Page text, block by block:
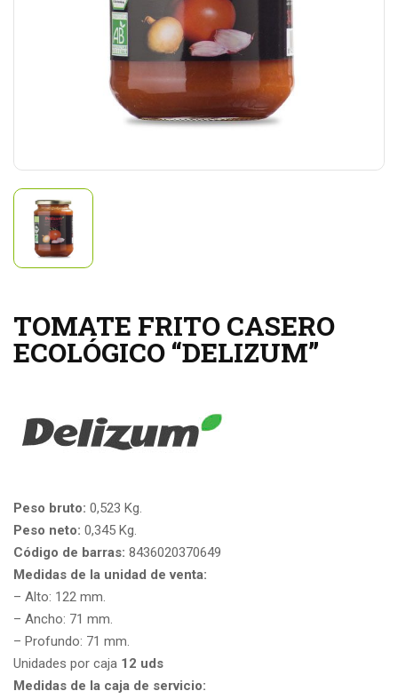
TOMATE FRITO CASERO
ECOLÓGICO “DELIZUM”
Peso bruto: 0,523 Kg.
Peso neto: 0,345 Kg.
Código de barras: 8436020370649
Medidas de la unidad de venta:
– Alto: 122 mm.
– Ancho: 71 mm.
– Profundo: 71 mm.
Unidades por caja 12 uds
Medidas de la caja de servicio: